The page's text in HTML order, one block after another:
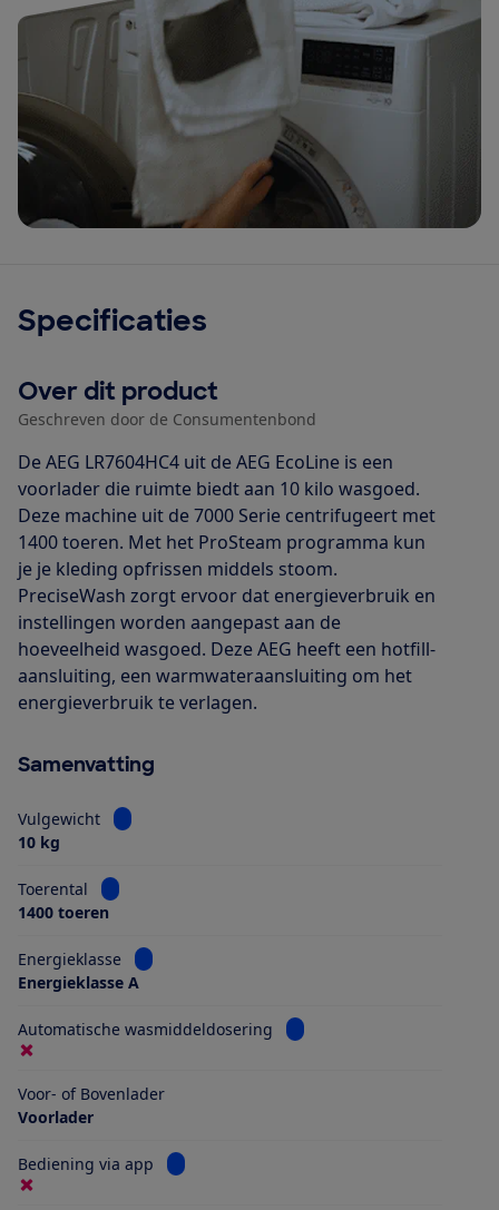
Specificaties
Over dit product
Geschreven door de Consumentenbond
De AEG LR7604HC4 uit de AEG EcoLine is een
voorlader die ruimte biedt aan 10 kilo wasgoed.
Deze machine uit de 7000 Serie centrifugeert met
1400 toeren. Met het ProSteam programma kun
je je kleding opfrissen middels stoom.
PreciseWash zorgt ervoor dat energieverbruik en
instellingen worden aangepast aan de
hoeveelheid wasgoed. Deze AEG heeft een hotfill-
aansluiting, een warmwateraansluiting om het
energieverbruik te verlagen.
Samenvatting
Vulgewicht
Bekijk informatie voor Vulgewicht
10 kg
Toerental
Bekijk informatie voor Toerental
1400 toeren
Energieklasse
Bekijk informatie voor Energieklasse
Energieklasse A
Automatische wasmiddeldosering Bekijk informatie voor
Voor- of Bovenlader
Voorlader
Bediening via app Bekijk informatie voor Bediening via app